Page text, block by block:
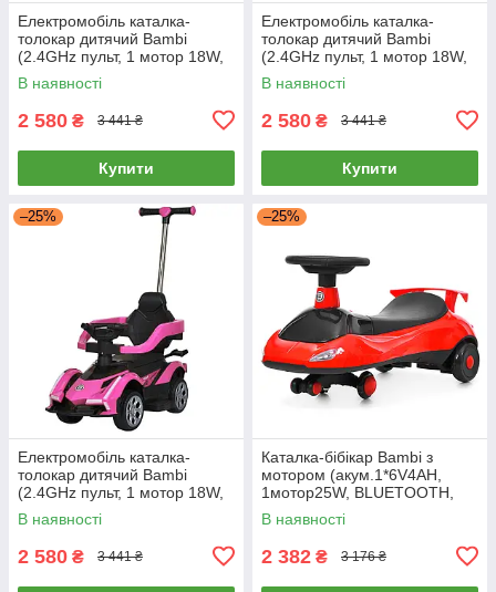
Електромобіль каталка-
толокар дитячий Bambi
(2.4GHz пульт, 1 мотор 18W,
акум. 6V4AH) M 5781EBLR-4
Синій
В наявності
2 580 ₴ 3 441 ₴
Купити
Електромобіль каталка-
толокар дитячий Bambi
(2.4GHz пульт, 1 мотор 18W,
акум. 6V4AH) M 5781EBLR-7
Помаранчевий
В наявності
2 580 ₴ 3 441 ₴
Купити
–25%
Електромобіль каталка-
толокар дитячий Bambi
(2.4GHz пульт, 1 мотор 18W,
акум. 6V4AH) M 5781EBLR-8
Рожевий
В наявності
2 580 ₴ 3 441 ₴
–25%
Каталка-бібікар Bambi з
мотором (акум.1*6V4AH,
1мотор25W, BLUETOOTH,
музика, світло) M 6363-3
Червона
В наявності
2 382 ₴ 3 176 ₴